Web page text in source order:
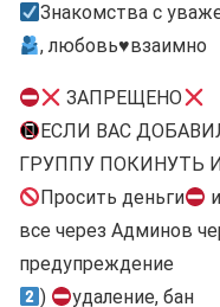
Знакомства с
, любовь♥️взаимно
ЗАПРЕЩЕНО
ЕСЛИ ВАС
ГРУППУ ПОКИНУТЬ
Просить деньги
все через Админов
предупреждение
)
удаление, бан